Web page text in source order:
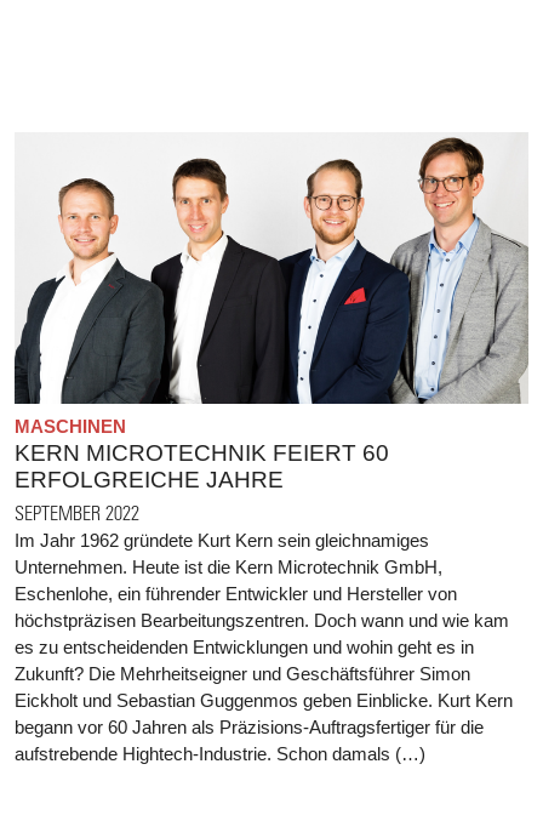
MASCHINEN
KERN MICROTECHNIK FEIERT 60
ERFOLGREICHE JAHRE
SEPTEMBER 2022
Im Jahr 1962 gründete Kurt Kern sein gleichnamiges
Unternehmen. Heute ist die Kern Microtechnik GmbH,
Eschenlohe, ein führender Entwickler und Hersteller von
höchstpräzisen Bearbeitungszentren. Doch wann und wie kam
es zu entscheidenden Entwicklungen und wohin geht es in
Zukunft? Die Mehrheitseigner und Geschäftsführer Simon
Eickholt und Sebastian Guggenmos geben Einblicke. Kurt Kern
begann vor 60 Jahren als Präzisions-Auftragsfertiger für die
aufstrebende Hightech-Industrie. Schon damals (…)